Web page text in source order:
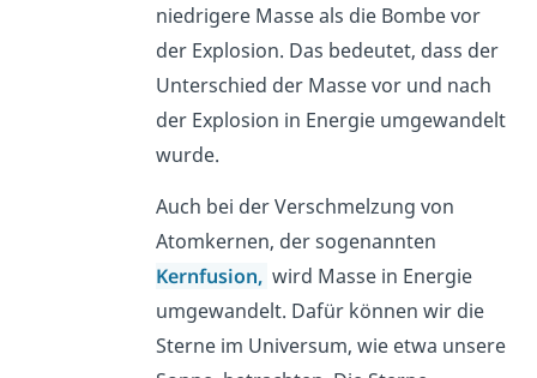
niedrigere Masse als die Bombe vor
der Explosion. Das bedeutet, dass der
Unterschied der Masse vor und nach
der Explosion in Energie umgewandelt
wurde.
Auch bei der Verschmelzung von
Atomkernen, der sogenannten
Kernfusion, wird Masse in Energie
umgewandelt. Dafür können wir die
Sterne im Universum, wie etwa unsere